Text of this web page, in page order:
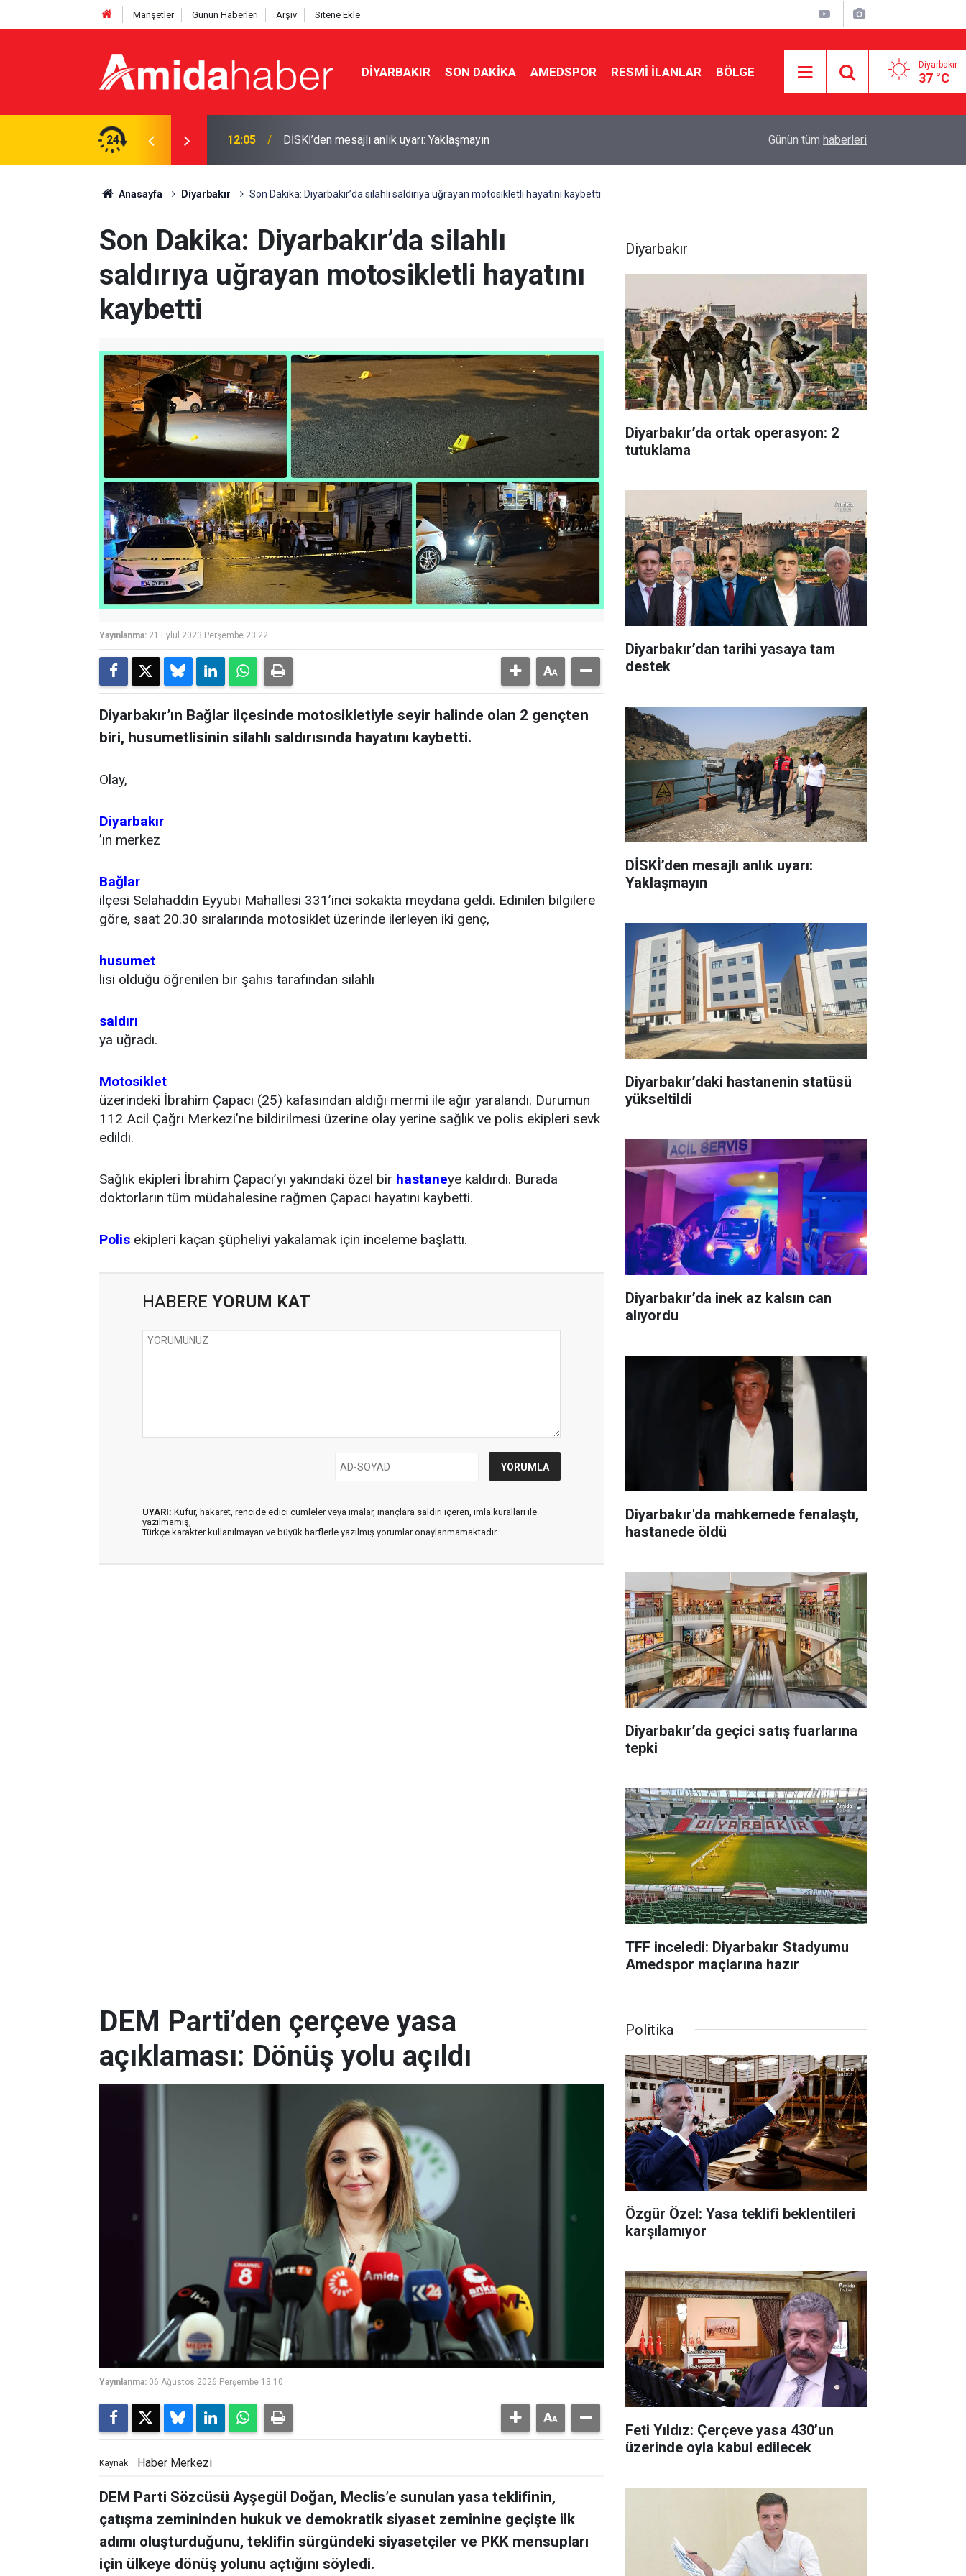
Manşetler Günün Haberleri Arşiv Sitene Ekle
DIYARBAKIR SON DAKIKA AMEDSPOR RESMI İLANLAR BÖLGE Diyarbakır
37 °C
24 11:38 MGK öncesi Erdoğan ve Bahçeli görüşüyor MGK toplanıyor: Gündem çerçeve yasa
Günün tüm haberleri
Anasayfa Diyarbakır Son Dakika: Diyarbakır’da silahlı saldırıya uğrayan motosikletli hayatını kaybetti
Son Dakika: Diyarbakır’da silahlı
saldırıya uğrayan motosikletli hayatını
kaybetti
Yayınlanma: 21 Eylül 2023 Perşembe 23:22
Diyarbakır’ın Bağlar ilçesinde motosikletiyle seyir halinde olan 2 gençten
biri, husumetlisinin silahlı saldırısında hayatını kaybetti.
Olay,
Diyarbakır
’ın merkez
Bağlar
ilçesi Selahaddin Eyyubi Mahallesi 331’inci sokakta meydana geldi. Edinilen bilgilere
göre, saat 20.30 sıralarında motosiklet üzerinde ilerleyen iki genç,
husumet
lisi olduğu öğrenilen bir şahıs tarafından silahlı
saldırı
ya uğradı.
Motosiklet
üzerindeki İbrahim Çapacı (25) kafasından aldığı mermi ile ağır yaralandı. Durumun
112 Acil Çağrı Merkezi’ne bildirilmesi üzerine olay yerine sağlık ve polis ekipleri sevk
edildi.
Sağlık ekipleri İbrahim Çapacı’yı yakındaki özel bir hastaneye kaldırdı. Burada
doktorların tüm müdahalesine rağmen Çapacı hayatını kaybetti.
Polis ekipleri kaçan şüpheliyi yakalamak için inceleme başlattı.
HABERE YORUM KAT
UYARI: Küfür, hakaret, rencide edici cümleler veya imalar, inançlara saldırı içeren, imla kuralları ile
yazılmamış,
Türkçe karakter kullanılmayan ve büyük harflerle yazılmış yorumlar onaylanmamaktadır.
Diyarbakır
Diyarbakır’da ortak operasyon: 2
tutuklama
Diyarbakır’dan tarihi yasaya tam
destek
DİSKİ’den mesajlı anlık uyarı:
Yaklaşmayın
Diyarbakır’daki hastanenin statüsü
yükseltildi
Diyarbakır’da inek az kalsın can
alıyordu
Diyarbakır'da mahkemede fenalaştı,
hastanede öldü
Diyarbakır’da geçici satış fuarlarına
tepki
TFF inceledi: Diyarbakır Stadyumu
Amedspor maçlarına hazır
DEM Parti’den çerçeve yasa
açıklaması: Dönüş yolu açıldı
Yayınlanma: 06 Ağustos 2026 Perşembe 13:10
Kaynak: Haber Merkezi
DEM Parti Sözcüsü Ayşegül Doğan, Meclis’e sunulan yasa teklifinin,
çatışma zemininden hukuk ve demokratik siyaset zeminine geçişte ilk
adımı oluşturduğunu, teklifin sürgündeki siyasetçiler ve PKK mensupları
için ülkeye dönüş yolunu açtığını söyledi.
Politika
Özgür Özel: Yasa teklifi beklentileri
karşılamıyor
Feti Yıldız: Çerçeve yasa 430’un
üzerinde oyla kabul edilecek